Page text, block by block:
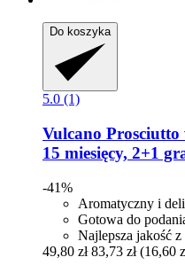
Do koszyka
5.0 (1)
Vulcano Prosciutto
15 miesięcy, 2+1
-41%
Aromatyczny i
Gotowa do
Najlepsza jakość
49,80 zł 83,73 zł (16,60